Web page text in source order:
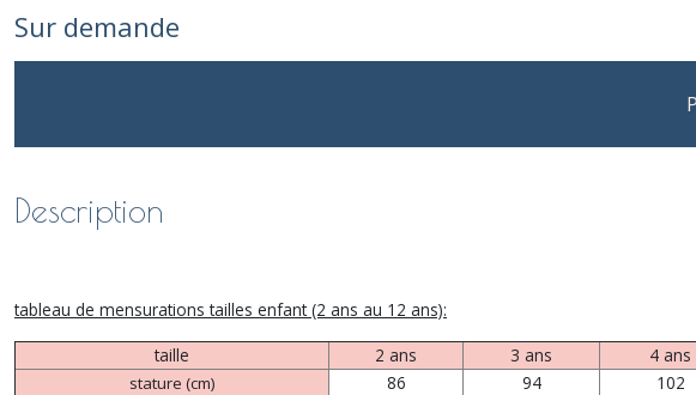
Sur demande
Description
tableau de mensurations tailles enfant (2 ans au 12 ans):
taille
2 ans 3 ans 4 ans
stature (cm) 86 94 102